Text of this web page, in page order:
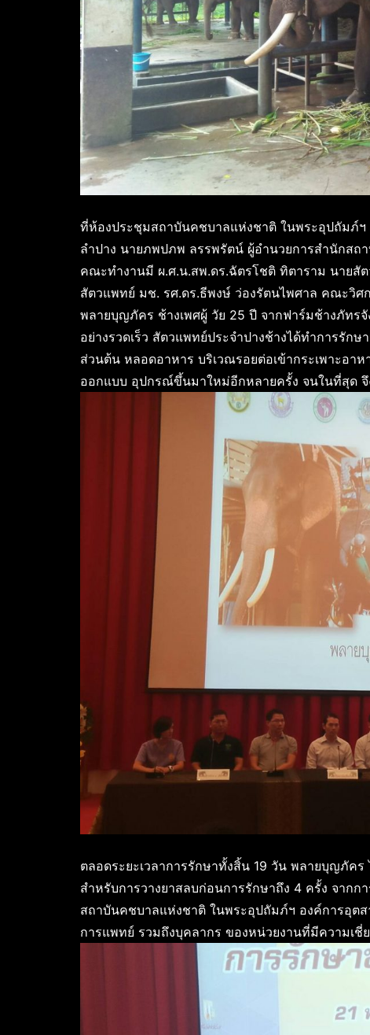
ที่ห้องประชุมสถาบันคชบาลแห่งชาติ ในพระอุปถัมภ์ฯ
ลำปาง นายภพปภพ ลรรพรัตน์ ผู้อำนวยการสำนักส
คณะทำงานมี ผ.ศ.น.สพ.ดร.ฉัตรโชติ ทิตาราม นายสั
สัตวแพทย์ มช. รศ.ดร.ธีพงษ์ ว่องรัตนไพศาล คณะวิ
พลายบุญภัคร ช้างเพศผู้ วัย 25 ปี จากฟาร์มช้างภัทร
อย่างรวดเร็ว สัตวแพทย์ประจำปางช้างได้ทำการรัก
ส่วนต้น หลอดอาหาร บริเวณรอยต่อเข้ากระเพาะอา
ออกแบบ อุปกรณ์ขึ้นมาใหม่อีกหลายครั้ง จนในที่สุด จึ
ตลอดระยะเวลาการรักษาทั้งสิ้น 19 วัน พลายบุญภัค
สำหรับการวางยาสลบก่อนการรักษาถึง 4 ครั้ง จาก
สถาบันคชบาลแห่งชาติ ในพระอุปถัมภ์ฯ องค์การอุต
การแพทย์ รวมถึงบุคลากร ของหน่วยงานที่มีความเ